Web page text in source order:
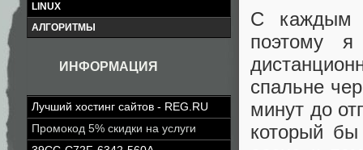
LINUX
АЛГОРИТМЫ
ИНФОРМАЦИЯ
Лучший хостинг сайтов - REG.RU
Промокод 5% скидки на услуги
С каждым
поэтому
спальне
минут до
который